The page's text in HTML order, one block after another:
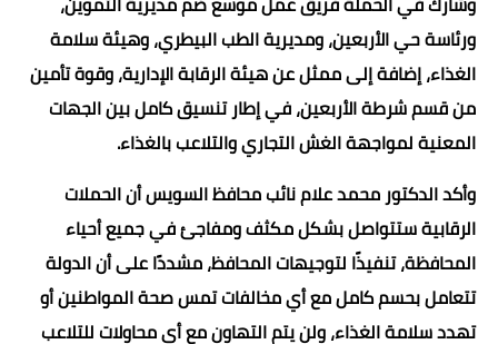
ورئاسة حي الأربعين، ومديرية الطب البيطري، وهيئة سلامة
الغذاء، إضافة إلى ممثل عن هيئة الرقابة الإدارية، وقوة تأمين
من قسم شرطة الأربعين، في إطار تنسيق كامل بين الجهات
المعنية لمواجهة الغش التجاري والتلاعب بالغذاء.
وأكد الدكتور محمد علام نائب محافظ السويس أن الحملات
الرقابية ستتواصل بشكل مكثف ومفاجئ في جميع أحياء
المحافظة، تنفيذًا لتوجيهات المحافظ، مشددًا على أن الدولة
تتعامل بحسم كامل مع أي مخالفات تمس صحة المواطنين أو
تهدد سلامة الغذاء، ولن يتم التهاون مع أي محاولات للتلاعب